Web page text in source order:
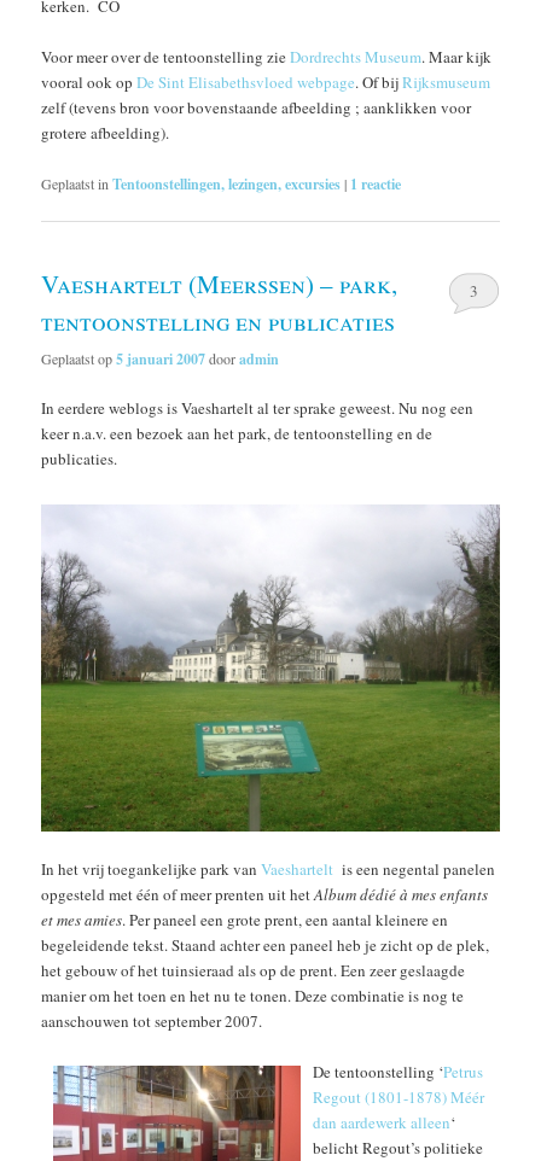
kerken. CO
Voor meer over de tentoonstelling zieDordrechts Museum. Maar kijk
vooral ook opDe Sint Elisabethsvloed webpage. Of bijRijksmuseum
zelf (tevens bron voor bovenstaande afbeelding ; aanklikken voor
grotere afbeelding).
Geplaatst in Tentoonstellingen, lezingen, excursies| 1 reactie
Vaeshartelt (Meerssen) – park,
tentoonstelling en publicaties
Geplaatst op5 januari 2007dooradmin
3
In eerdere weblogs is Vaeshartelt al ter sprake geweest. Nu nog een
keer n.a.v. een bezoek aan het park, de tentoonstelling en de
publicaties.
In het vrij toegankelijke park vanVaeshartelt is een negental panelen
opgesteld met één of meer prenten uit hetAlbum dédié à mes enfants
et mes amies. Per paneel een grote prent, een aantal kleinere en
begeleidende tekst. Staand achter een paneel heb je zicht op de plek,
het gebouw of het tuinsieraad als op de prent. Een zeer geslaagde
manier om het toen en het nu te tonen. Deze combinatie is nog te
aanschouwen tot september 2007.
De tentoonstelling ‘Petrus
Regout (1801-1878) Méér
dan aardewerk alleen‘
belicht Regout’s politieke